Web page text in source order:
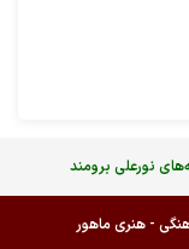
نورعلی برومند
- هنری ماهور